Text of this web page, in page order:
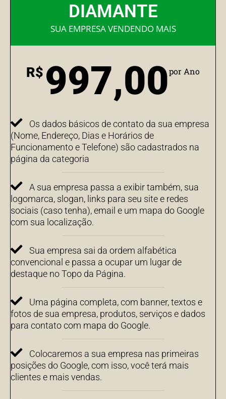
DIAMANTE
SUA EMPRESA VENDENDO MAIS
R$ 997,00por Ano
Os dados básicos de contato da sua empresa
(Nome, Endereço, Dias e Horários de
Funcionamento e Telefone) são cadastrados na
página da categoria
A sua empresa passa a exibir também, sua
logomarca, slogan, links para seu site e redes
sociais (caso tenha), email e um mapa do Google
com sua localização.
Sua empresa sai da ordem alfabética
convencional e passa a ocupar um lugar de
destaque no Topo da Página.
Uma página completa, com banner, textos e
fotos de sua empresa, produtos, serviços e dados
para contato com mapa do Google.
Colocaremos a sua empresa nas primeiras
posições do Google, com isso, você terá mais
clientes e mais vendas.